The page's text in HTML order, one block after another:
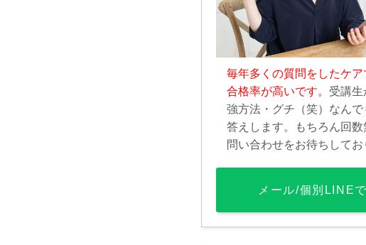
毎年多くの質問をしたケ
合格率が高いです。 受講
強方法・グチ（笑）なん
答えします。もちろん回
問い合わせをお待ちしてお
メール/個別LINE